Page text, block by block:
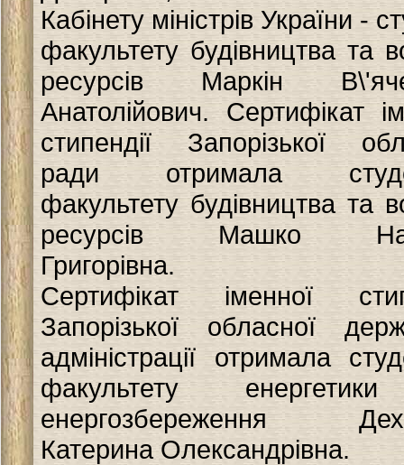
Кабінету міністрів України -
факультету будівництва та
ресурсів Маркін
Анатолійович. Cертифікат
стипендії Запорізької
ради отримала
факультету будівництва та
ресурсів Машко
Григорівна.
Сертифікат іменної
Запорізької обласної
адміністрації отримала
факультету
енергозбереження
Катерина Олександрівна.